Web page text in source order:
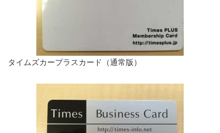
タイムズカープラスカード（通常版）